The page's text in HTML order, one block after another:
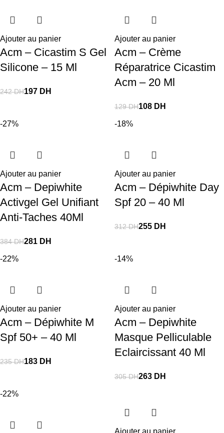
Ajouter au panier
Acm – Cicastim S Gel
Silicone – 15 Ml
242DH197 DH
Ajouter au panier
Acm – Crème
Réparatrice Cicastim
Acm – 20 Ml
129DH108 DH
-27%
Ajouter au panier
Acm – Depiwhite
Activgel Gel Unifiant
Anti-Taches 40Ml
384DH281 DH
-18%
Ajouter au panier
Acm – Dépiwhite Day
Spf 20 – 40 Ml
312DH255 DH
-22%
Ajouter au panier
Acm – Dépiwhite M
Spf 50+ – 40 Ml
235DH183 DH
-14%
Ajouter au panier
Acm – Depiwhite
Masque Pelliculable
Eclaircissant 40 Ml
305DH263 DH
-22%
Ajouter au panier